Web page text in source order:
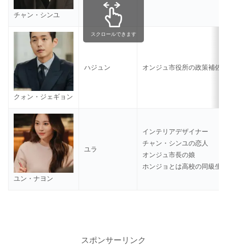
チャン・シンユ
クォン・ジェギョン
ハジュン オンジュ市役所の政策補佐
ユン・ナヨン
ユラ
インテリアデザイナー
チャン・シンユの恋人
オンジュ市長の娘
ホンジョとは高校の同級生
スクロールできます
スポンサーリンク